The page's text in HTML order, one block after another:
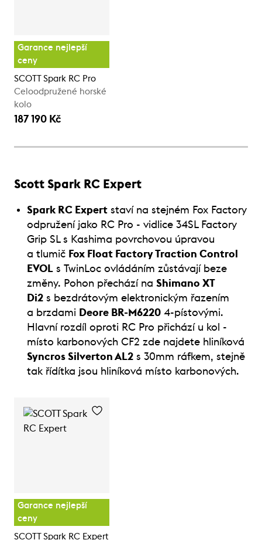
Garance nejlepší
ceny
SCOTT Spark RC Pro
Celoodpružené horské
kolo
187 190 Kč
Scott Spark RC Expert
Spark RC Expertstaví na stejném Fox Factory
odpružení jako RC Pro - vidlice 34SL Factory
Grip SL s Kashima povrchovou úpravou
a tlumič Fox Float Factory Traction Control
EVOLs TwinLoc ovládáním zůstávají beze
změny. Pohon přechází na Shimano XT
Di2s bezdrátovým elektronickým řazením
a brzdami Deore BR-M62204-pístovými.
Hlavní rozdíl oproti RC Pro přichází u kol -
místo karbonových CF2 zde najdete hliníková
Syncros Silverton AL2s 30mm ráfkem, stejně
tak řídítka jsou hliníková místo karbonových.
Garance nejlepší
ceny
SCOTT Spark RC Expert